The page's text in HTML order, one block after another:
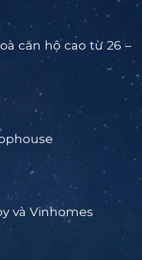
căn hộ cao từ 26 –
và Vinhomes